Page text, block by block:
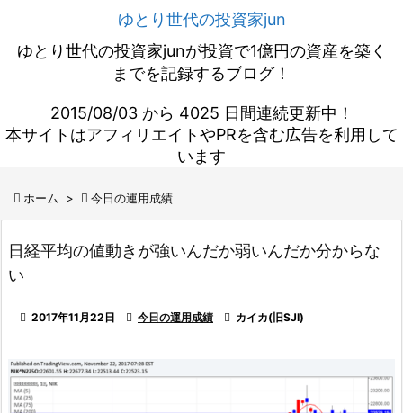
ゆとり世代の投資家jun
ゆとり世代の投資家junが投資で1億円の資産を築く
までを記録するブログ！
2015/08/03 から 4025 日間連続更新中！
本サイトはアフィリエイトやPRを含む広告を利用して
います
 ホーム >  今日の運用成績
日経平均の値動きが強いんだか弱いんだか分からな
い
 2017年11月22日  今日の運用成績  カイカ(旧SJI)